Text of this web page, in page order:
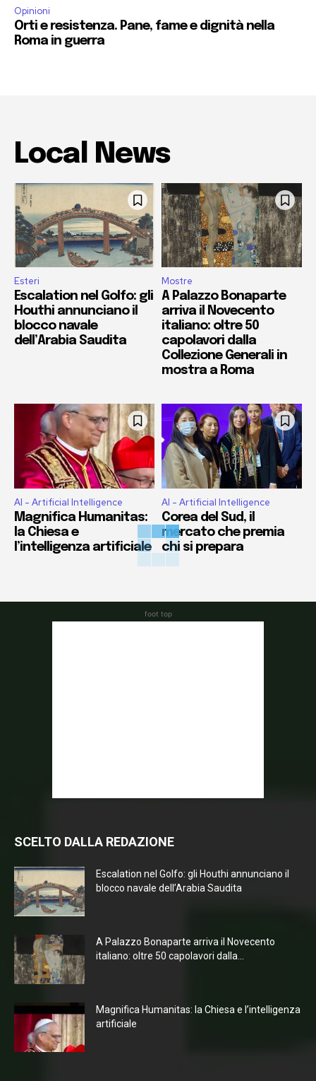
Opinioni
Orti e resistenza. Pane, fame e dignità nella
Roma in guerra
Local News
Esteri
Escalation nel Golfo: gli
Houthi annunciano il
blocco navale
dell’Arabia Saudita
Mostre
A Palazzo Bonaparte
arriva il Novecento
italiano: oltre 50
capolavori dalla
Collezione Generali in
mostra a Roma
AI - Artificial Intelligence
Magnifica Humanitas:
la Chiesa e
l’intelligenza artificiale
AI - Artificial Intelligence
Corea del Sud, il
mercato che premia
chi si prepara
foot top
SCELTO DALLA REDAZIONE
Escalation nel Golfo: gli Houthi annunciano il
blocco navale dell’Arabia Saudita
A Palazzo Bonaparte arriva il Novecento
italiano: oltre 50 capolavori dalla...
Magnifica Humanitas: la Chiesa e l’intelligenza
artificiale